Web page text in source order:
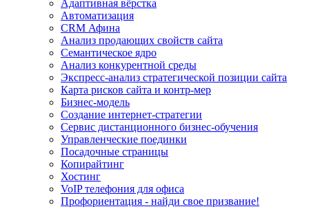
Адаптивная вёрстка
Автоматизация
CRM Афина
Анализ продающих свойств сайта
Семантическое ядро
Анализ конкурентной среды
Экспресс-анализ стратегической позиции сайта
Карта рисков сайта и контр-мер
Бизнес-модель
Создание интернет-стратегии
Сервис дистанционного бизнес-обучения
Управленческие поединки
Посадочные страницы
Копирайтинг
Хостинг
VoIP телефония для офиса
Профориентация - найди свое призвание!